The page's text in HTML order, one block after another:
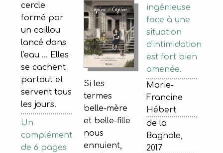
cercle
formé par
un caillou
lancé dans
l'eau ... Elles
se cachent
partout et
servent tous
les jours.
Un
complément
de 6 pages
Si les
termes
belle-mère
et belle-fille
nous
ennuient,
ingénieuse
face à une
situation
d'intimidation
est fort bien
amenée.
Marie-
Francine
Hébert
de la
Bagnole,
2017